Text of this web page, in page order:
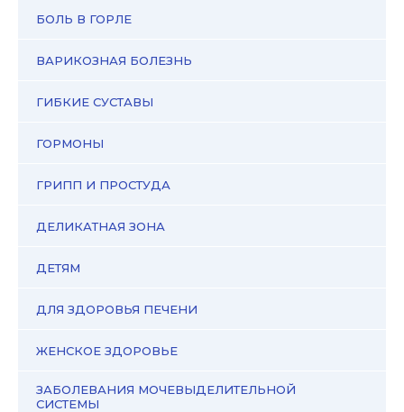
БОЛЬ В ГОРЛЕ
ВАРИКОЗНАЯ БОЛЕЗНЬ
ГИБКИЕ СУСТАВЫ
ГОРМОНЫ
ГРИПП И ПРОСТУДА
ДЕЛИКАТНАЯ ЗОНА
ДЕТЯМ
ДЛЯ ЗДОРОВЬЯ ПЕЧЕНИ
ЖЕНСКОЕ ЗДОРОВЬЕ
ЗАБОЛЕВАНИЯ МОЧЕВЫДЕЛИТЕЛЬНОЙ
СИСТЕМЫ